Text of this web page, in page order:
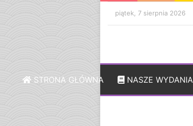
piątek, 7 sierpnia 2026
STRONA GŁÓWNA NASZE WYDANIA